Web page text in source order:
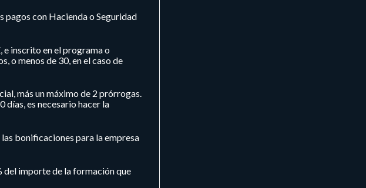
pagos con Hacienda o Seguridad
e inscrito en el programa o
o menos de 30, en el caso de
más un máximo de 2 prórrogas.
días, es necesario hacer la
bonificaciones para la empresa
del importe de la formación que